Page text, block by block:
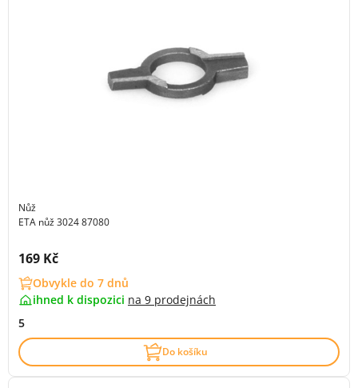
Nůž
ETA nůž 3024 87080
Cena s DPH:
169 Kč
Obvykle do 7 dnů
ihned k dispozici na 9 prodejnách
5
Do košíku